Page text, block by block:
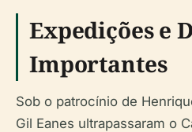
Expedições e
Importantes
Sob o patrocínio de
Gil Eanes ultrapassaram o